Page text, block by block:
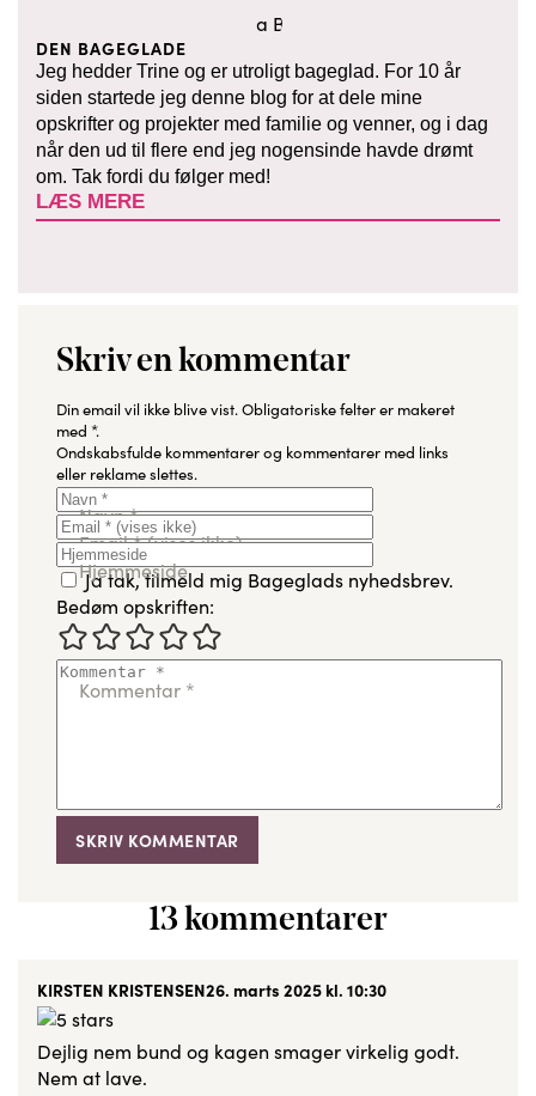
DEN BAGEGLADE
Jeg hedder Trine og er utroligt bageglad. For 10 år
siden startede jeg denne blog for at dele mine
opskrifter og projekter med familie og venner, og i dag
når den ud til flere end jeg nogensinde havde drømt
om. Tak fordi du følger med!
LÆS MERE
Skriv en kommentar
Din email vil ikke blive vist.Obligatoriske felter er makeret
med *.
Ondskabsfulde kommentarer og kommentarer med links
eller reklame slettes.
Navn*
Email*(vises ikke)
Hjemmeside
Ja tak, tilmeld mig Bageglads nyhedsbrev.
Bedøm opskriften:
Kommentar *
13 kommentarer
KIRSTEN KRISTENSEN26. marts 2025 kl. 10:30
Dejlig nem bund og kagen smager virkelig godt.
Nem at lave.